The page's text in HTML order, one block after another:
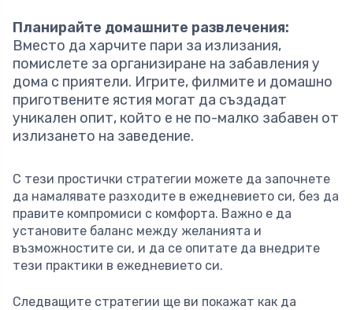
Планирайте домашните развлечения:
Вместо да харчите пари за излизания,
помислете за организиране на забавления у
дома с приятели. Игрите, филмите и домашно
приготвените ястия могат да създадат
уникален опит, който е не по-малко забавен от
излизането на заведение.
С тези простички стратегии можете да започнете
да намалявате разходите в ежедневието си, без да
правите компромиси с комфорта. Важно е да
установите баланс между желанията и
възможностите си, и да се опитате да внедрите
тези практики в ежедневието си.
Следващите стратегии ще ви покажат как да